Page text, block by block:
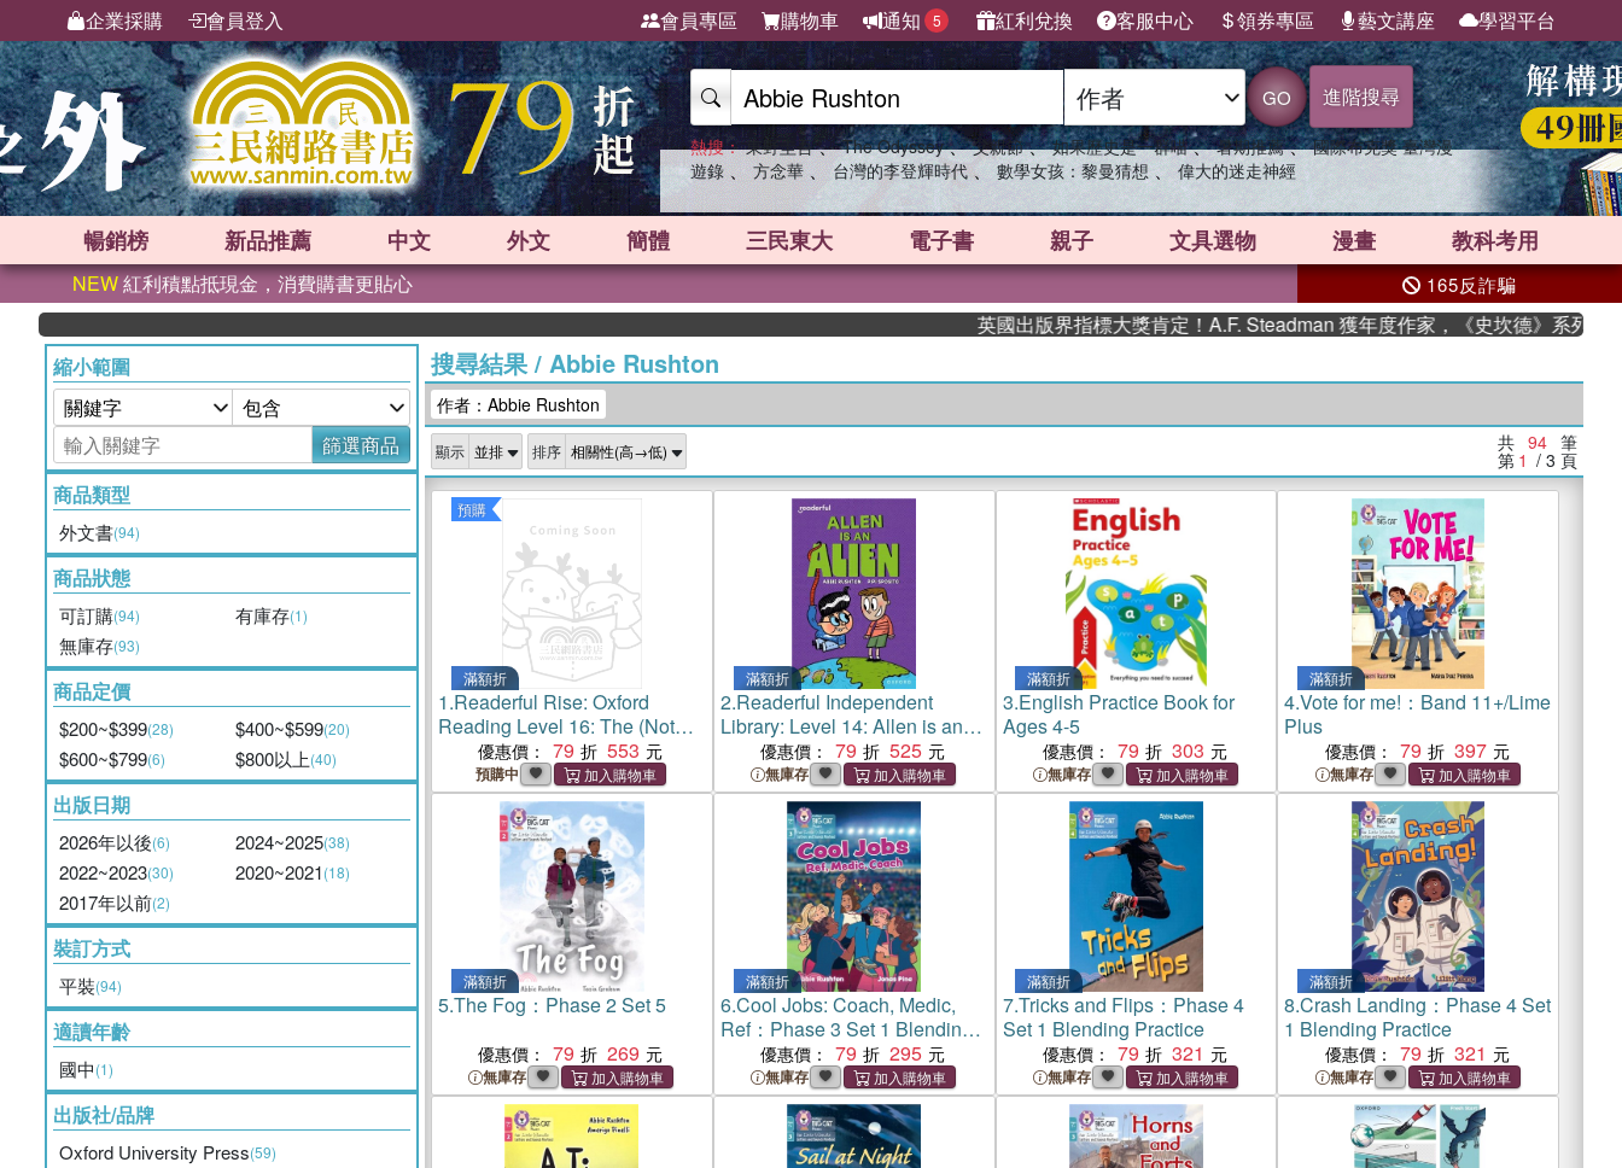
企業採購 會員登入 會員專區 購物車 通知 5 紅利兌換 客服中心 領券專區 藝文講座 學習平台
GO 進階搜尋
熱搜： 東野圭吾 、 The Odyssey 、 父親節 、 如果歷史是一群喵 、 暑期推薦 、 國際布克獎 臺灣漫
遊錄 、 方念華 、 台灣的李登輝時代 、 數學女孩：黎曼猜想 、 偉大的迷走神經
暢銷榜 新品推薦 中文 外文 簡體 三民東大 電子書 親子 文具選物 漫畫 教科考用
NEW紅利積點抵現金，消費購書更貼心 165反詐騙
英國出版界指標大獎肯定！A.F. Steadman 獲年度作家，《史坎德》系列帶你踏上熱
縮小範圍
篩選商品
商品類型
外文書(94)
商品狀態
可訂購(94) 有庫存(1)
無庫存(93)
商品定價
$200~$399(28) $400~$599(20)
$600~$799(6) $800以上(40)
出版日期
2026年以後(6) 2024~2025(38)
2022~2023(30) 2020~2021(18)
2017年以前(2)
裝訂方式
平裝(94)
適讀年齡
國中(1)
出版社/品牌
Oxford University Press(59)
搜尋結果/ Abbie Rushton
作者：Abbie Rushton
顯示 排序 共 94 筆
第 1 / 3 頁
預購
滿額折
1.Readerful Rise: Oxford
Reading Level 16: The (Not
So) Superheroes
優惠價： 79 553
預購中
滿額折
2.Readerful Independent
Library: Level 14: Allen is an
Alien優惠價： 79 525
無庫存
滿額折
3.English Practice Book for
Ages 4-5
優惠價： 79 303
無庫存
滿額折
4.Vote for me!：Band 11+/Lime
Plus
優惠價： 79 397
無庫存
滿額折
5.The Fog：Phase 2 Set 5
優惠價： 79 269
無庫存
滿額折
6.Cool Jobs: Coach, Medic,
Ref：Phase 3 Set 1 Blending
Practice優惠價： 79 295
無庫存
滿額折
7.Tricks and Flips：Phase 4
Set 1 Blending Practice
優惠價： 79 321
無庫存
滿額折
8.Crash Landing：Phase 4 Set
1 Blending Practice
優惠價： 79 321
無庫存